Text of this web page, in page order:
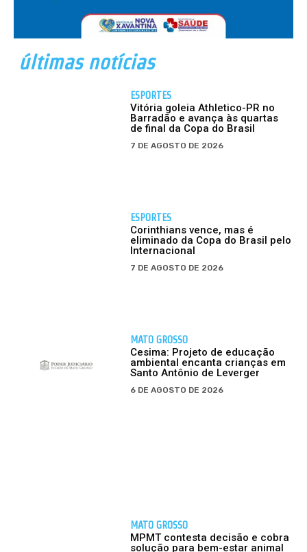
últimas notícias
ESPORTES
Vitória goleia Athletico-PR no
Barradão e avança às quartas
de final da Copa do Brasil
7 DE AGOSTO DE 2026
ESPORTES
Corinthians vence, mas é
eliminado da Copa do Brasil pelo
Internacional
7 DE AGOSTO DE 2026
MATO GROSSO
Cesima: Projeto de educação
ambiental encanta crianças em
Santo Antônio de Leverger
6 DE AGOSTO DE 2026
MATO GROSSO
MPMT contesta decisão e cobra
solução para bem-estar animal